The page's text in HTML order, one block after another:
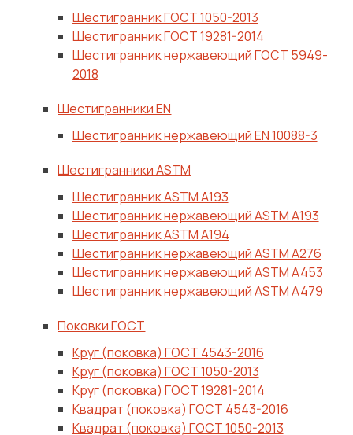
Шестигранник ГОСТ 1050-2013
Шестигранник ГОСТ 19281-2014
Шестигранник нержавеющий ГОСТ 5949-
2018
Шестигранники EN
Шестигранник нержавеющий EN 10088-3
Шестигранники ASTM
Шестигранник ASTM A193
Шестигранник нержавеющий ASTM A193
Шестигранник ASTM A194
Шестигранник нержавеющий ASTM A276
Шестигранник нержавеющий ASTM A453
Шестигранник нержавеющий ASTM A479
Поковки ГОСТ
Круг (поковка) ГОСТ 4543-2016
Круг (поковка) ГОСТ 1050-2013
Круг (поковка) ГОСТ 19281-2014
Квадрат (поковка) ГОСТ 4543-2016
Квадрат (поковка) ГОСТ 1050-2013